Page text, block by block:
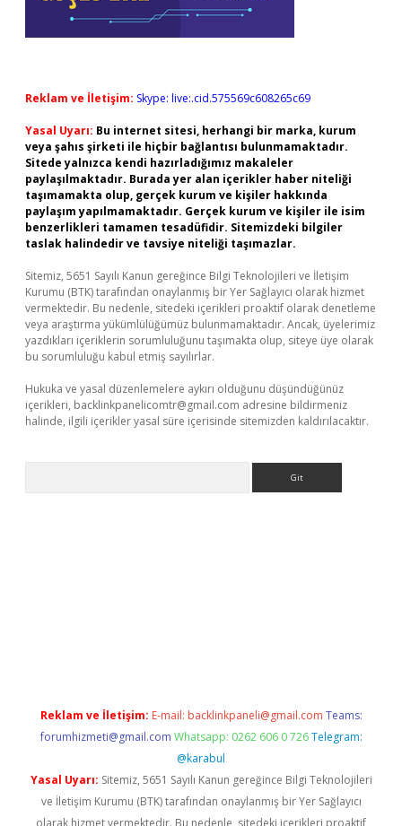
Reklam ve İletişim: Skype: live:.cid.575569c608265c69
Yasal Uyarı: Bu internet sitesi, herhangi bir marka, kurum
veya şahıs şirketi ile hiçbir bağlantısı bulunmamaktadır.
Sitede yalnızca kendi hazırladığımız makaleler
paylaşılmaktadır. Burada yer alan içerikler haber niteliği
taşımamakta olup, gerçek kurum ve kişiler hakkında
paylaşım yapılmamaktadır. Gerçek kurum ve kişiler ile isim
benzerlikleri tamamen tesadüfidir. Sitemizdeki bilgiler
taslak halindedir ve tavsiye niteliği taşımazlar.
Sitemiz, 5651 Sayılı Kanun gereğince Bilgi Teknolojileri ve İletişim
Kurumu (BTK) tarafından onaylanmış bir Yer Sağlayıcı olarak hizmet
vermektedir. Bu nedenle, sitedeki içerikleri proaktif olarak denetleme
veya araştırma yükümlülüğümüz bulunmamaktadır. Ancak, üyelerimiz
yazdıkları içeriklerin sorumluluğunu taşımakta olup, siteye üye olarak
bu sorumluluğu kabul etmiş sayılırlar.
Hukuka ve yasal düzenlemelere aykırı olduğunu düşündüğünüz
içerikleri, backlinkpanelicomtr@gmail.com adresine bildirmeniz
halinde, ilgili içerikler yasal süre içerisinde sitemizden kaldırılacaktır.
Reklam ve İletişim: E-mail: backlinkpaneli@gmail.com Teams:
forumhizmeti@gmail.com Whatsapp: 0262 606 0 726 Telegram:
@karabul
Yasal Uyarı: Sitemiz, 5651 Sayılı Kanun gereğince Bilgi Teknolojileri
ve İletişim Kurumu (BTK) tarafından onaylanmış bir Yer Sağlayıcı
olarak hizmet vermektedir. Bu nedenle, sitedeki içerikleri proaktif